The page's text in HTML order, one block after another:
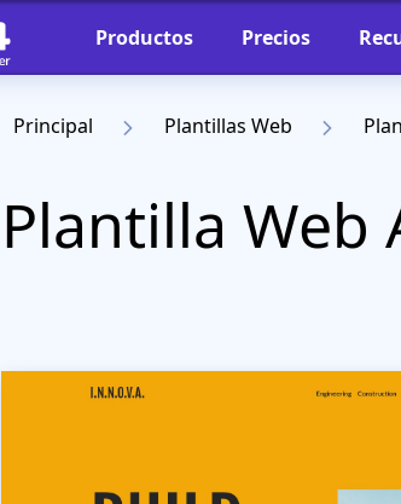
Productos Precios
Principal Plantillas Web
Plantilla Web